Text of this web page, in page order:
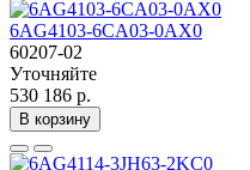
6AG4103-6CA03-0AX0
60207-02
Уточняйте
530 186 р.
В корзину